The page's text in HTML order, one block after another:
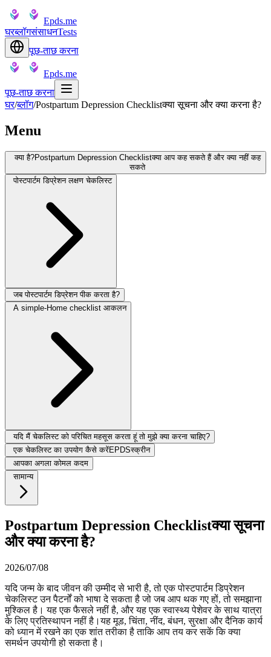
Epds.me
घरब्लॉगसंसाधनTests
पूछ-ताछ करना
Epds.me
पूछ-ताछ करना
घर/ब्लॉग/Postpartum Depression Checklistक्या सूचना और क्या करना है?
Menu
क्या है?Postpartum Depression Checklistक्या आप कह सकते हैं और क्या नहीं कह
सकते
पोस्टपार्टम डिप्रेशन लक्षण चेकलिस्ट
जब पोस्टपार्टम डिप्रेशन पीक करता है?
A simple-Home checklist आकलन
यदि मैं चेकलिस्ट को परिचित महसूस करता हूं तो मुझे क्या करना चाहिए?
एक चेकलिस्ट का उपयोग कैसे करेंEPDSस्क्रीन
आपका अगला कोमल कदम
सामान्य
Postpartum Depression Checklistक्या सूचना
और क्या करना है?
2026/07/08
यदि जन्म के बाद जीवन की उम्मीद से भारी है, तो एक पोस्टपार्टम डिप्रेशन
चेकलिस्ट उन पैटर्नों को भाषा दे सकता है जो जब आप थक गए हों, तो समझाना
मुश्किल है। यह एक फैसले नहीं है, और यह एक स्वास्थ्य पेशेवर के साथ यात्रा
के लिए प्रतिस्थापन नहीं है।यह मूड, चिंता, नींद, बंधन, सुरक्षा और दैनिक कार्य
को ध्यान में रखने का एक शांत तरीका है ताकि आप तय कर सकें कि क्या
समर्थन उपयोगी हो सकता है।